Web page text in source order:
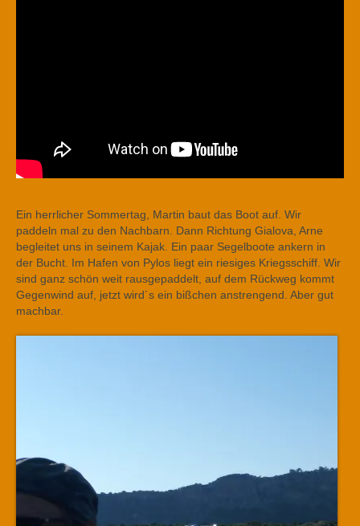
Ein herrlicher Sommertag, Martin baut das Boot auf. Wir
paddeln mal zu den Nachbarn. Dann Richtung Gialova, Arne
begleitet uns in seinem Kajak. Ein paar Segelboote ankern in
der Bucht. Im Hafen von Pylos liegt ein riesiges Kriegsschiff. Wir
sind ganz schön weit rausgepaddelt, auf dem Rückweg kommt
Gegenwind auf, jetzt wird´s ein bißchen anstrengend. Aber gut
machbar.